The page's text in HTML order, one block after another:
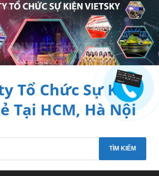
Tổ Chức Sự Kiện
Tại HCM, Hà Nội